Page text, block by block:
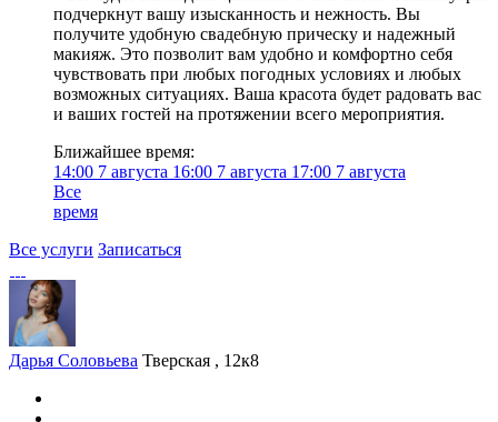
подчеркнут вашу изысканность и нежность. Вы
получите удобную свадебную прическу и надежный
макияж. Это позволит вам удобно и комфортно себя
чувствовать при любых погодных условиях и любых
возможных ситуациях. Ваша красота будет радовать вас
и ваших гостей на протяжении всего мероприятия.
Ближайшее время:
14:00 7 августа 16:00 7 августа 17:00 7 августа
Все
время
Все услуги Записаться
Дарья Соловьева Тверская , 12к8